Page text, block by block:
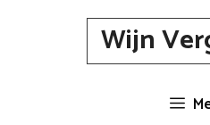
Wijn